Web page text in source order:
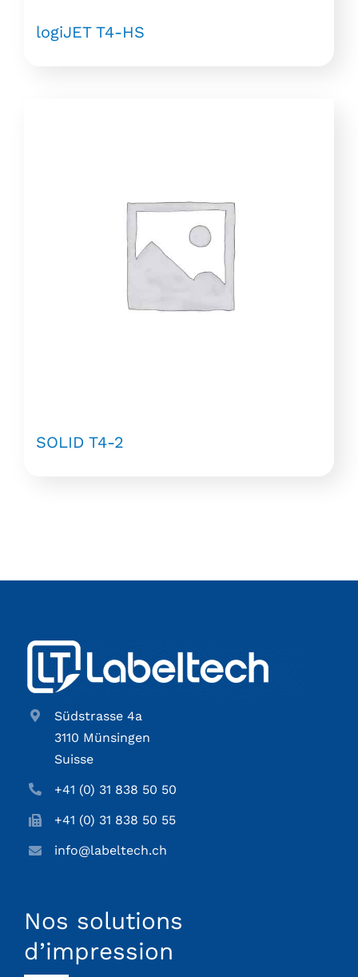
logiJET T4-HS
SOLID T4-2
Südstrasse 4a
3110 Münsingen
Suisse
+41 (0) 31 838 50 50
+41 (0) 31 838 50 55
info@labeltech.ch
Nos solutions
d’impression